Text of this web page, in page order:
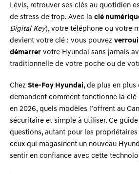
Lévis, retrouver ses clés au quotidien
de stress de trop. Avec la clé
Digital Key), votre téléphone ou votre
devient votre clé : vous pouvez
démarrer votre Hyundai sans jamais
traditionnelle de votre poche ou de
Chez Ste-Foy Hyundai, de plus en
demandent comment fonctionne la clé
en 2026, quels modèles l’offrent au
sécuritaire et simple à utiliser. Ce
questions, autant pour les
ceux qui magasinent un nouveau
sentir en confiance avec cette